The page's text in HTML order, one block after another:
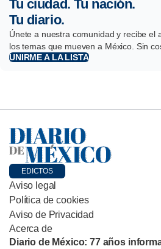
Tu ciudad. Tu nación.
Tu diario.
Únete a nuestra comunidad y recibe el
los temas que mueven a México. Sin
UNIRME A LA LISTA
EDICTOS
Aviso legal
Política de cookies
Aviso de Privacidad
Acerca de
Diario de México: 77 años